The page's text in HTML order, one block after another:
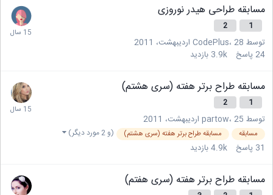
مسابقه طراحی هیدر نوروزی
1
2
توسط CodePlus ،28 اردیبهشت، 2011
24پاسخ 3.9k بازدید
مسابقه طراح برتر هفته (سری هشتم)
1
2
توسط partow ،25 اردیبهشت، 2011
مسابقه مسابقه طراح برتر هفته (سری هشتم) (و 2 مورد دیگر)
31 پاسخ 4.9kبازدید
مسابقه طراح برتر هفته (سری هفتم)